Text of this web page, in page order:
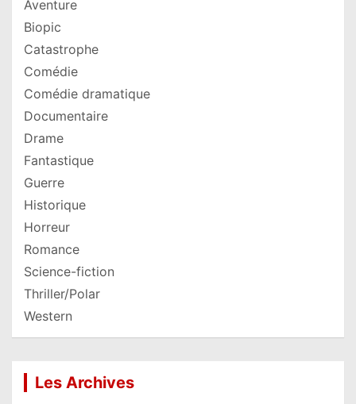
Aventure
Biopic
Catastrophe
Comédie
Comédie dramatique
Documentaire
Drame
Fantastique
Guerre
Historique
Horreur
Romance
Science-fiction
Thriller/Polar
Western
Les Archives